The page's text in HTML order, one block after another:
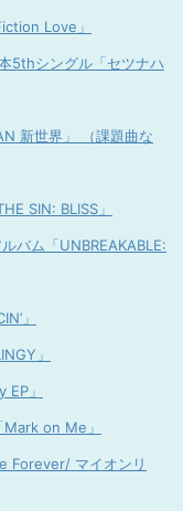
Love」
5thシングル「セツナハ
新世界」 （課題曲な
SIN: BLISS」
バム「UNBREAKABLE:
」
」
」
on Me」
Forever/ マイオンリ